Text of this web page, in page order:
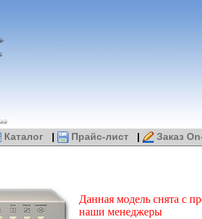
Каталог | Прайс-лист | Заказ
Данная модель снята с
наши менеджеры